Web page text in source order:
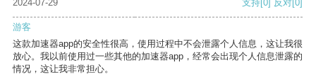
2024-07-29 支持[0] 反对[0]
游客
这款加速器app的安全性很高，使用过程中不会泄露个人信息，这让我很
放心。我以前使用过一些其他的加速器app，经常会出现个人信息泄露的
情况，这让我非常担心。